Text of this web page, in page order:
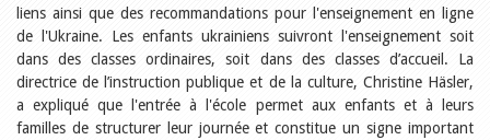
Tags
Manifestations
Formation et perfectionnement
Animations
Jeune public
Ecole et bibliothèque
liens ainsi que des recommandations pour l'enseignement en ligne
de l'Ukraine. Les enfants ukrainiens suivront l'enseignement soit
dans des classes ordinaires, soit dans des classes d’accueil. La
directrice de l’instruction publique et de la culture, Christine Häsler,
a expliqué que l'entrée à l'école permet aux enfants et à leurs
familles de structurer leur journée et constitue un signe important